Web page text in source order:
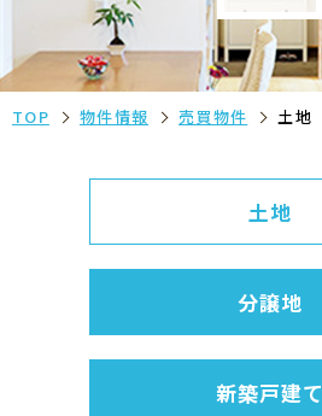
TOP 物件情報 売買物件 土地
土地
分譲地
新築戸建て